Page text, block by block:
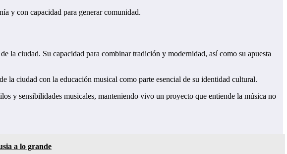
y con capacidad para generar comunidad.
la ciudad. Su capacidad para combinar tradición y modernidad, así como su apuesta
la ciudad con la educación musical como parte esencial de su identidad cultural.
y sensibilidades musicales, manteniendo vivo un proyecto que entiende la música no
a lo grande